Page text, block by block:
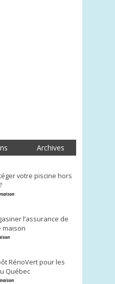
Archives
votre piscine hors
l’assurance de
maison
RénoVert pour les
Québec